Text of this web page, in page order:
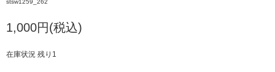
stsw1259_262
1,000円(税込)
在庫状況 残り1